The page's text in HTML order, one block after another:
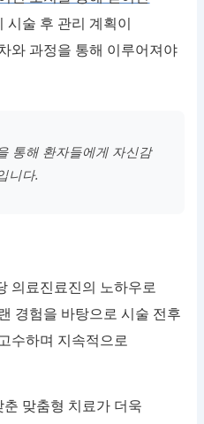
시술 후 관리 계획이
와 과정을 통해 이루어져야
통해 환자들에게 자신감
니다.
의료진료진의 노하우로
경험을 바탕으로 시술 전후
수하며 지속적으로
맞춤형 치료가 더욱